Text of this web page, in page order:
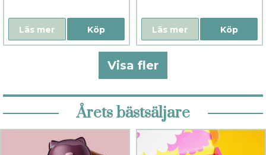
Köp
Läs mer Köp
Läs mer
Visa fler
Årets bästsäljare